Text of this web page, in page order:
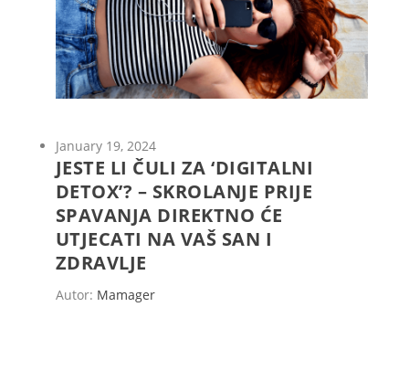
January 19, 2024
JESTE LI ČULI ZA ‘DIGITALNI
DETOX’? – SKROLANJE PRIJE
SPAVANJA DIREKTNO ĆE
UTJECATI NA VAŠ SAN I
ZDRAVLJE
Autor: Mamager